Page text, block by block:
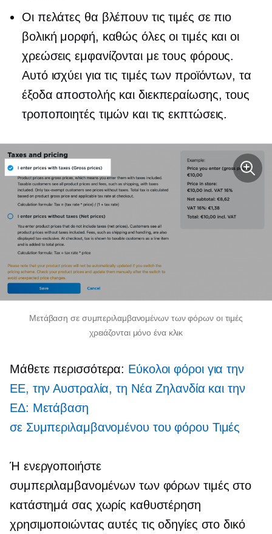
Οι πελάτες θα βλέπουν τις τιμές σε πιο
βολική μορφή, καθώς όλες οι τιμές και οι
χρεώσεις εμφανίζονται με τους φόρους.
Αυτό ισχύει για τις τιμές των προϊόντων, τα
έξοδα αποστολής και διεκπεραίωσης, τους
τροποποιητές τιμών και τις εκπτώσεις.
Μετάβαση σε συμπεριλαμβανομένων των φόρωνοι τιμές
χρειάζονται μόνο ένα κλικ
Μάθετε περισσότερα: Εύκολοι φόροι για την
ΕΕ, την Αυστραλία, τη Νέα Ζηλανδία και την
ΕΔ: Μετάβαση
σε Συμπεριλαμβανομένου του φόρου Τιμές
Ή ενεργοποιήστε
συμπεριλαμβανομένων των φόρων τιμές στο
κατάστημά σας χωρίς καθυστέρηση
χρησιμοποιώντας αυτές τις οδηγίες στο δικό